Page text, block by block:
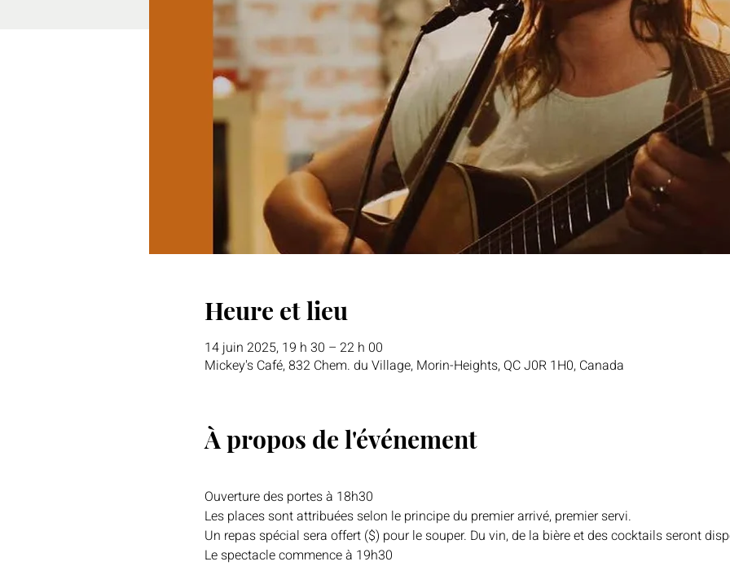
Heure et lieu
14 juin 2025, 19 h 30 – 22 h 00
Mickey's Café, 832 Chem. du Village, Morin-Heights, QC J0R 1H0, Canada
À propos de l'événement
Ouverture des portes à 18h30
Les places sont attribuées selon le principe du premier arrivé, premier servi.
Un repas spécial sera offert ($) pour le souper. Du vin, de la bière et des cocktails seront
Le spectacle commence à 19h30